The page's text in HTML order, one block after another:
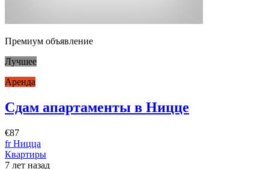
Премиум объявление
Лучшее
Аренда
Сдам апартаменты в Ницце
€87
fr Ницца
Квартиры
7 лет назад